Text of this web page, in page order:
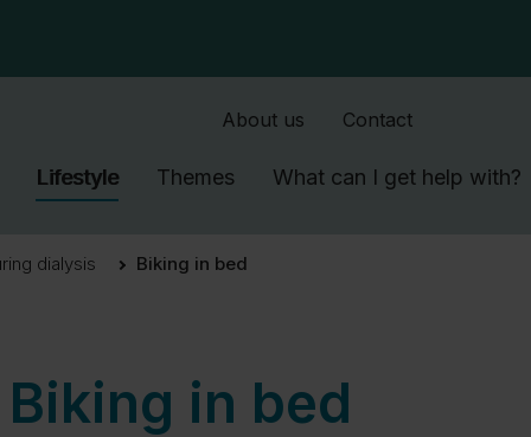
About us Contact
Lifestyle Themes What can I get help with?
dialysis Biking in bed
Biking in bed